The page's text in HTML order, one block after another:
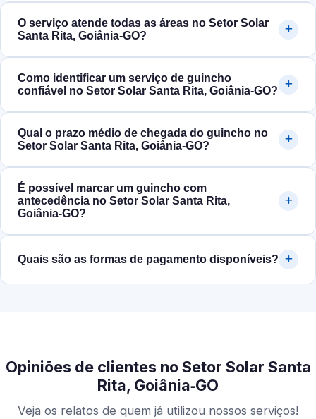
O serviço atende todas as áreas no Setor Solar
Santa Rita, Goiânia‑GO?
Como identificar um serviço de guincho
confiável no Setor Solar Santa Rita, Goiânia‑GO?
Qual o prazo médio de chegada do guincho no
Setor Solar Santa Rita, Goiânia‑GO?
É possível marcar um guincho com
antecedência no Setor Solar Santa Rita,
Goiânia‑GO?
Quais são as formas de pagamento disponíveis?
Opiniões de clientes no Setor Solar Santa
Rita, Goiânia‑GO
Veja os relatos de quem já utilizou nossos serviços!